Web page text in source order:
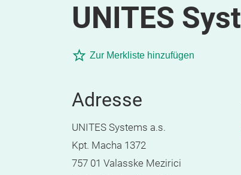
UNITES
Zur Merkliste hinzufügen
Adresse
UNITES Systems a.s.
Kpt. Macha 1372
757 01 Valasske Mezirici